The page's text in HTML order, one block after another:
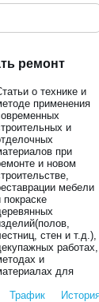
ремонт
о технике и
применения
и
при
и новом
мебели
покраске
стен и т.д.),
работах,
и
для
Трафик